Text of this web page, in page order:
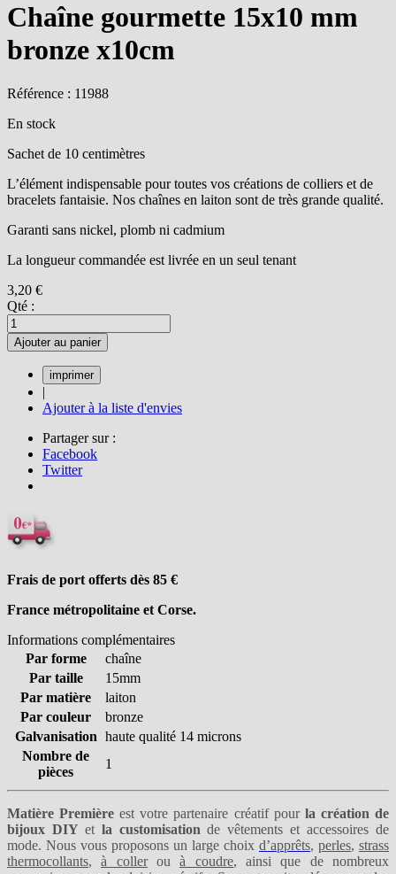
Chaîne gourmette 15x10 mm
bronze x10cm
Référence : 11988
En stock
Sachet de 10 centimètres
L’élément indispensable pour toutes vos créations de colliers et de
bracelets fantaisie. Nos chaînes en laiton sont de très grande qualité.
Garanti sans nickel, plomb ni cadmium
La longueur commandée est livrée en un seul tenant
3,20 €
Qté :
Ajouter au panier
|
Ajouter à la liste d'envies
Partager sur :
Facebook
Twitter
Frais de port offerts dès 85 €
France métropolitaine et Corse.
Informations complémentaires
Par forme
chaîne
Par taille
15mm
Par matière
laiton
Par couleur
bronze
Galvanisation haute qualité 14 microns
Nombre de
pièces
1
Matière Première est votre partenaire créatif pourla création de
bijoux DIY etla customisation de vêtements et accessoires de
mode. Nous vous proposons un large choix d’apprêts, perles, strass
thermocollants,à collerouà coudre, ainsi que de nombreux